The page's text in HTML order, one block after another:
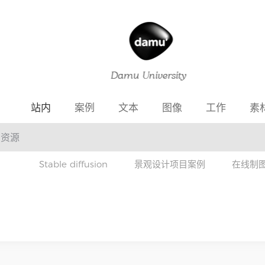
站内 案例 文本 图像 工作 素
Stable diffusion 景观设计项目案例 在线制